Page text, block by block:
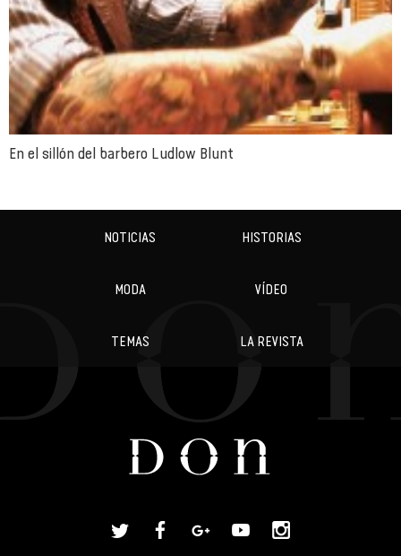
En el sillón del barbero Ludlow Blunt
NOTICIAS HISTORIAS
MODA VÍDEO
TEMAS LA REVISTA